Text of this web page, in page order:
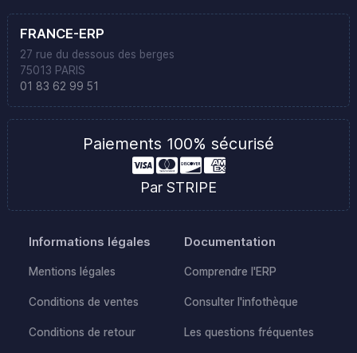
FRANCE-ERP
27 rue du dessous des berges
75013 PARIS
01 83 62 99 51
Paiements 100% sécurisé
Par STRIPE
Informations légales
Mentions légales
Conditions de ventes
Conditions de retour
Documentation
Comprendre l'ERP
Consulter l'infothèque
Les questions fréquentes